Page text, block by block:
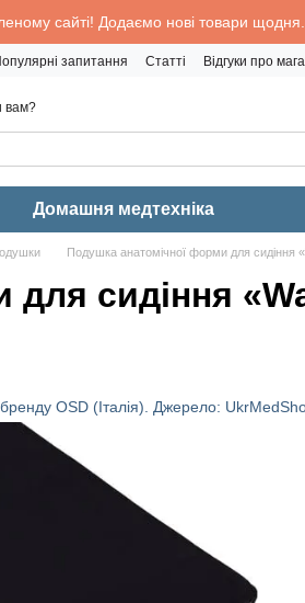
сайті! Додаємо нові товари
запитання Статті Відгуки про
вам?
Домашня медтехніка
Подушка анатомічної форми для сидіння
сидіння